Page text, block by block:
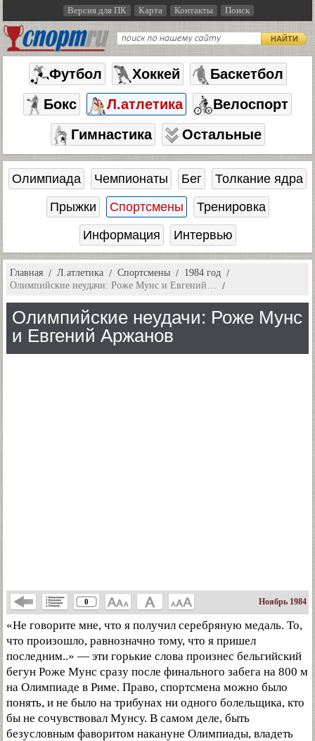
Версия для ПК Карта Контакты Поиск
НАЙТИ
Футбол Хоккей
Баскетбол
Бокс
Л.атлетика
Велоспорт
Гимнастика
Остальные
Олимпиада Чемпионаты Бег
Толкание ядра
Прыжки
Спортсмены
Тренировка
Информация
Интервью
Главная Л.атлетика Спортсмены
1984 год
Олимпийские неудачи: Роже Мунс и Евгений…
Олимпийские неудачи: Роже Мунс
и Евгений Аржанов
0 Ноябрь 1984
«Не говорите мне, что я получил серебряную медаль. То,
что произошло, равнозначно тому, что я пришел
последним..» — эти горькие слова произнес бельгийский
бегун Роже Мунс сразу после финального забега на 800 м
на Олимпиаде в Риме. Право, спортсмена можно было
понять, и не было на трибунах ни одного болельщика, кто
бы не сочувствовал Мунсу. В самом деле, быть
безусловным фаворитом накануне Олимпиады, владеть